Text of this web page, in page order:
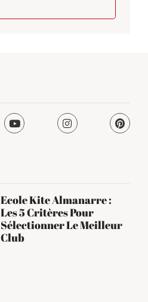
Ecole Kite Almanarre :
Les 5 Critères Pour
Sélectionner Le Meilleur
Club